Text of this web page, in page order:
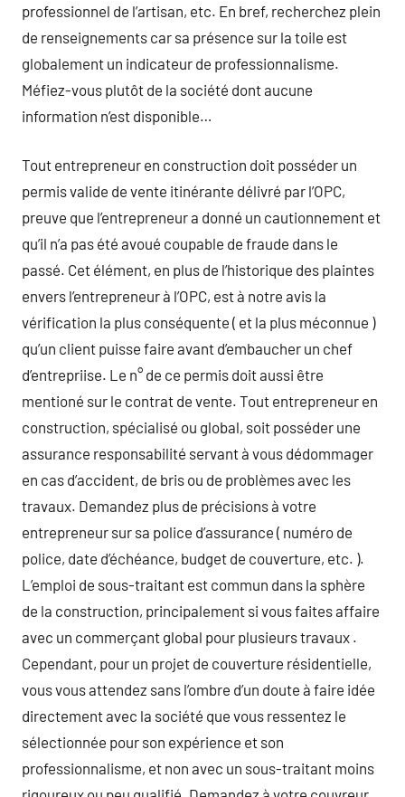
professionnel de l’artisan, etc. En bref, recherchez plein
de renseignements car sa présence sur la toile est
globalement un indicateur de professionnalisme.
Méfiez-vous plutôt de la société dont aucune
information n’est disponible…
Tout entrepreneur en construction doit posséder un
permis valide de vente itinérante délivré par l’OPC,
preuve que l’entrepreneur a donné un cautionnement et
qu’il n’a pas été avoué coupable de fraude dans le
passé. Cet élément, en plus de l’historique des plaintes
envers l’entrepreneur à l’OPC, est à notre avis la
vérification la plus conséquente ( et la plus méconnue )
qu’un client puisse faire avant d’embaucher un chef
d’entrepriise. Le n° de ce permis doit aussi être
mentioné sur le contrat de vente. Tout entrepreneur en
construction, spécialisé ou global, soit posséder une
assurance responsabilité servant à vous dédommager
en cas d’accident, de bris ou de problèmes avec les
travaux. Demandez plus de précisions à votre
entrepreneur sur sa police d’assurance ( numéro de
police, date d’échéance, budget de couverture, etc. ).
L’emploi de sous-traitant est commun dans la sphère
de la construction, principalement si vous faites affaire
avec un commerçant global pour plusieurs travaux .
Cependant, pour un projet de couverture résidentielle,
vous vous attendez sans l’ombre d’un doute à faire idée
directement avec la société que vous ressentez le
sélectionnée pour son expérience et son
professionnalisme, et non avec un sous-traitant moins